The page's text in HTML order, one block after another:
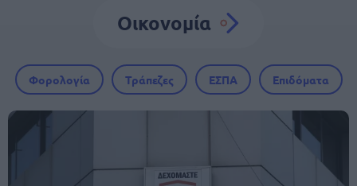
Οικονομία
Φορολογία Τράπεζες ΕΣΠΑ Επιδόματα